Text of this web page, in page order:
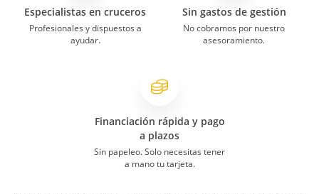
Especialistas en cruceros
Profesionales y dispuestos a
ayudar.
Sin gastos de gestión
No cobramos por nuestro
asesoramiento.
Financiación rápida y pago
a plazos
Sin papeleo. Solo necesitas tener
a mano tu tarjeta.